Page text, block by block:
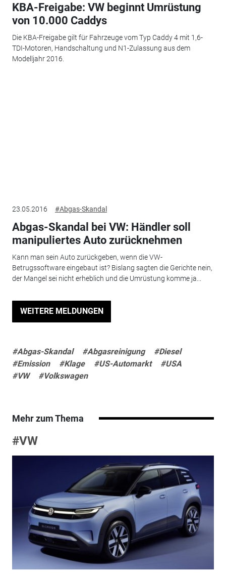
KBA-Freigabe: VW beginnt Umrüstung
von 10.000 Caddys
Die KBA-Freigabe gilt für Fahrzeuge vom Typ Caddy 4 mit 1,6-
TDI-Motoren, Handschaltung und N1-Zulassung aus dem
Modelljahr 2016.
23.05.2016 #Abgas-Skandal
Abgas-Skandal bei VW: Händler soll
manipuliertes Auto zurücknehmen
Kann man sein Auto zurückgeben, wenn die VW-
Betrugssoftware eingebaut ist? Bislang sagten die Gerichte nein,
der Mangel sei nicht erheblich und die Umrüstung komme ja...
WEITERE MELDUNGEN
#Abgas-Skandal #Abgasreinigung
#Diesel
#Emission
#Klage #US-Automarkt
#USA
#VW
#Volkswagen
Mehr zum Thema
#VW